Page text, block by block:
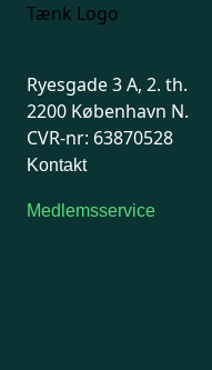
Ryesgade 3 A, 2. th.
2200 København N.
CVR-nr: 63870528
Kontakt
Medlemsservice